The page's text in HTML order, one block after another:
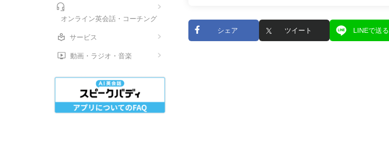
オンライン英会話・コーチング
サービス
動画・ラジオ・音楽
シェア ツイート LINEで送る